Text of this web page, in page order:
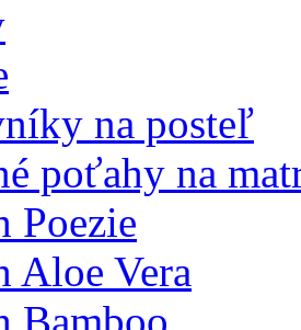
na posteľ
poťahy na
Poezie
Aloe Vera